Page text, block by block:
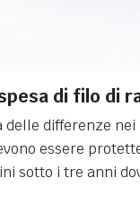
di filo di
delle differenze
essere
sotto i tre anni